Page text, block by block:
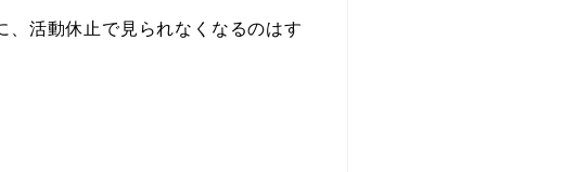
、活動休止で見られなくなるのはす